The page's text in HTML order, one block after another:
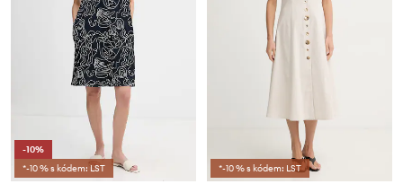
-10%
*-10 % s kódem: LST
*-10 % s kódem: LST